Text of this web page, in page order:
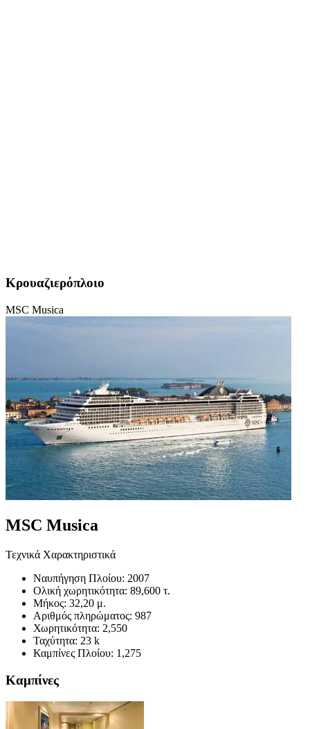
Κρουαζιερόπλοιο
MSC Musica
MSC Musica
Τεχνικά Χαρακτηριστικά
Ναυπήγηση Πλοίου: 2007
Ολική χωρητικότητα: 89,600 τ.
Μήκος: 32,20 μ.
Αριθμός πληρώματος: 987
Χωρητικότητα: 2,550
Ταχύτητα: 23 k
Καμπίνες Πλοίου: 1,275
Καμπίνες